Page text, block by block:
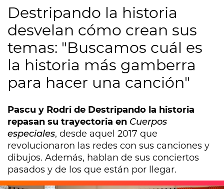
Destripando la historia
desvelan cómo crean sus
temas: "Buscamos cuál es
la historia más gamberra
para hacer una canción"
Pascu y Rodri de Destripando la historia
repasan su trayectoria en Cuerpos
especiales, desde aquel 2017 que
revolucionaron las redes con sus canciones y
dibujos. Además, hablan de sus conciertos
pasados y de los que están por llegar.